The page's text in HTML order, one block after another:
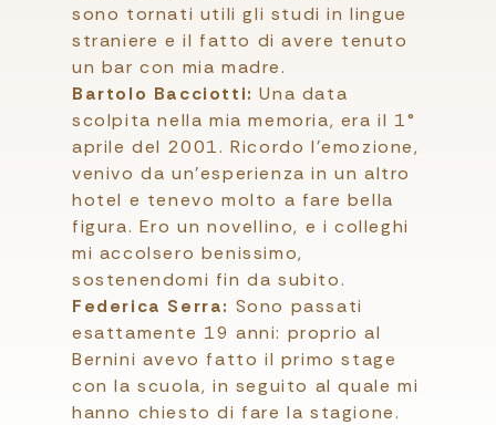
sono tornati utili gli studi in lingue
straniere e il fatto di avere tenuto
un bar con mia madre.
Bartolo Bacciotti:Una data
scolpita nella mia memoria, era il 1°
aprile del 2001. Ricordo l’emozione,
venivo da un’esperienza in un altro
hotel e tenevo molto a fare bella
figura. Ero un novellino, e i colleghi
mi accolsero benissimo,
sostenendomi fin da subito.
Federica Serra: Sono passati
esattamente 19 anni: proprio al
Bernini avevo fatto il primo stage
con la scuola, in seguito al quale mi
hanno chiesto di fare la stagione.